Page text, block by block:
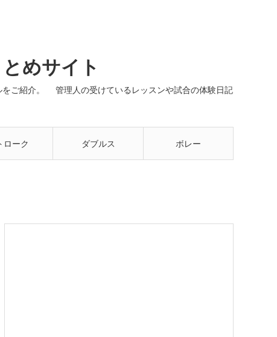
めサイト
ご紹介。 管理人の受けているレッスンや試合の体験日記
ローク ダブルス ボレー